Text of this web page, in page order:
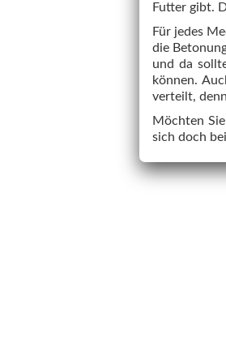
Futter gibt.
Für jedes
die
und da
können.
verteilt,
Möchten
sich doch